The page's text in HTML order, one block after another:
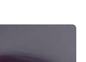
physikalische